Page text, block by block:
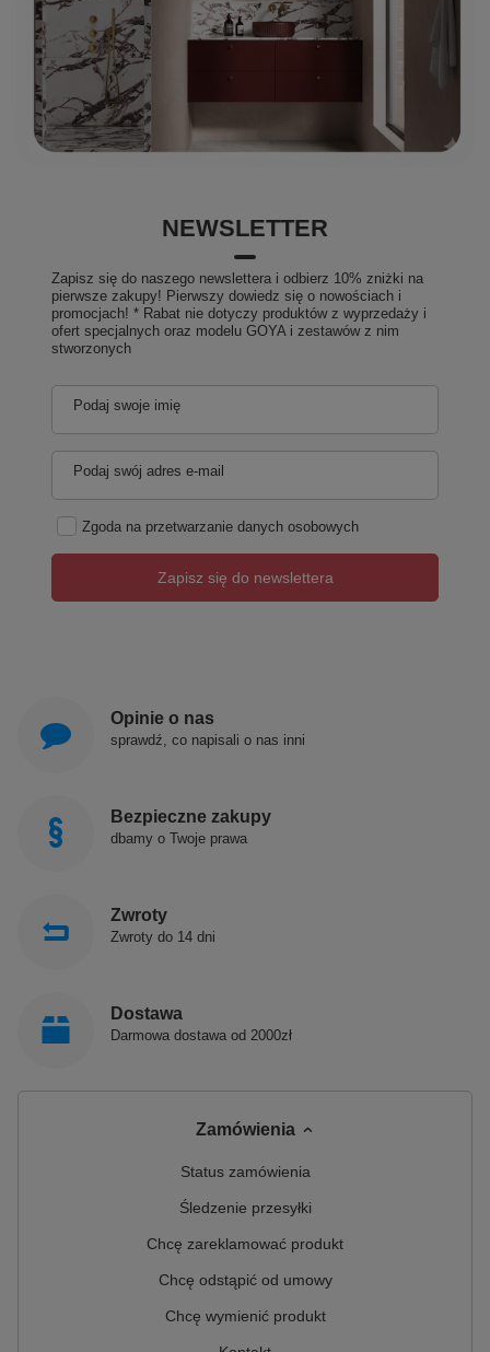
NEWSLETTER
Zapisz się do naszego newslettera i odbierz 10% zniżki na
pierwsze zakupy! Pierwszy dowiedz się o nowościach i
promocjach! * Rabat nie dotyczy produktów z wyprzedaży i
ofert specjalnych oraz modelu GOYA i zestawów z nim
stworzonych
Podaj swoje imię
Podaj swój adres e-mail
Zgoda na przetwarzanie danych osobowych
Zapisz się do newslettera
Opinie o nas
sprawdź, co napisali o nas inni
Bezpieczne zakupy
dbamy o Twoje prawa
Zwroty
Zwroty do 14 dni
Dostawa
Darmowa dostawa od 2000zł
Zamówienia
Status zamówienia
Śledzenie przesyłki
Chcę zareklamować produkt
Chcę odstąpić od umowy
Chcę wymienić produkt